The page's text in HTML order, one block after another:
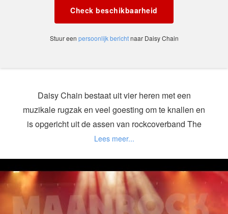
Check beschikbaarheid
Stuur een persoonlijk berichtnaar Daisy Chain
Daisy Chain bestaat uit vier heren met een
muzikale rugzak en veel goesting om te knallen en
is opgericht uit de assen van rockcoverband The
Suburbs. We mijden de platgespeelde nummers en
voorheen staat de muziek van Daisy Chain als een
onverwoestbaar huis.